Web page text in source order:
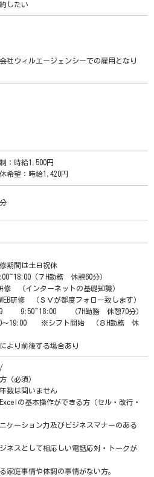
したい
社ウィルエージェンシーでの雇用となり
：時給1,500円
希望：時給1,420円
期間は土日祝休
(７H勤務 休憩60分）
（インターネットの基礎知識）
ＳＶが都度フォロー致します）
29 9:50~18:00 （7H勤務 休憩70分）
19:00 ※シフト開始 （８H勤務 休
より前後する場合あり
/
（必須）
数は問いません
の基本操作ができる方（セル・改行・
ケーション力及びビジネスマナーのある
ネスとして相応しい電話応対・トークが
家庭事情や体調の事情がない方。